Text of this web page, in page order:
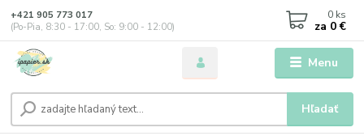
Menu
Hľadať
+421 905 773 017
(Po-Pia, 8:30 - 17:00, So: 9:00 - 12:00)
0 ks
za 0 €